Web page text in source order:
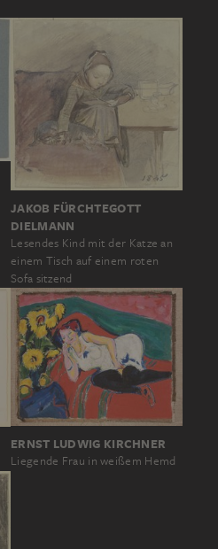
JAKOB FÜRCHTEGOTT
DIELMANN
Lesendes Kind mit der Katze an
einem Tisch auf einem roten
Sofa sitzend
ERNST LUDWIG KIRCHNER
Liegende Frau in weißem Hemd